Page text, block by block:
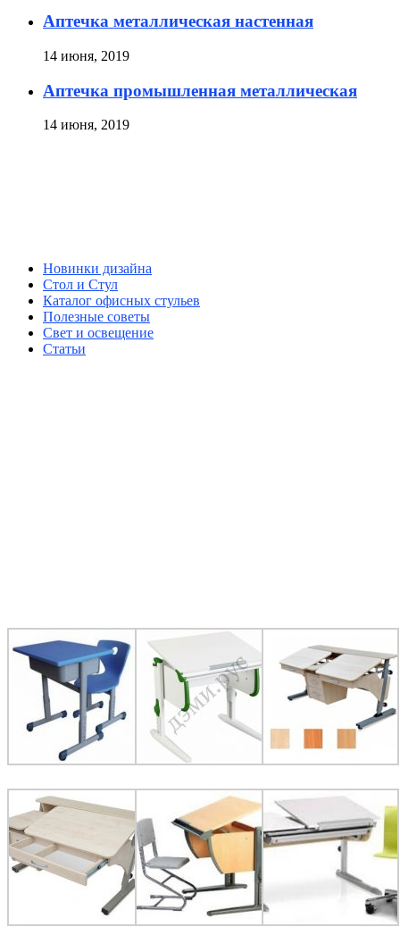
Аптечка металлическая настенная
14 июня, 2019
Аптечка промышленная металлическая
14 июня, 2019
Новинки дизайна
Стол и Стул
Каталог офисных стульев
Полезные советы
Свет и освещение
Статьи